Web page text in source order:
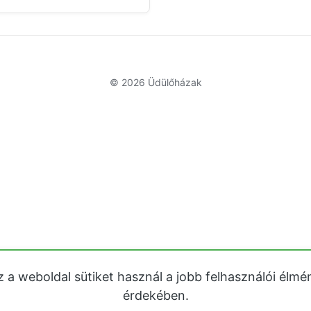
© 2026 Üdülőházak
a weboldal sütiket használ a jobb felhasználói
érdekében.